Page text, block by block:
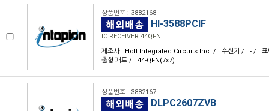
상품번호 : 3882168
HI-3588PCIF
IC RECEIVER 44QFN
제조사 : Holt Integrated Circuits Inc. / : 수신기 / : - / : 표
출형 패드 / : 44-QFN(7x7)
상품번호 : 3882167
DLPC2607ZVB